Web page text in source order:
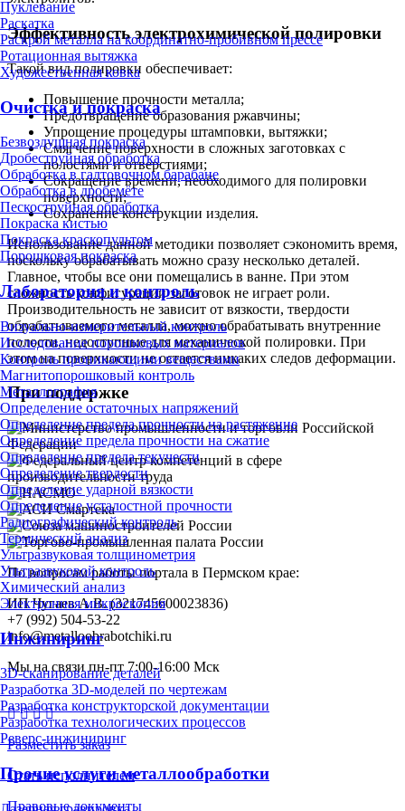
Пуклевание
Раскатка
Раскрой металла на координатно-пробивном прессе
Ротационная вытяжка
Художественная ковка
Очистка и покраска
Безвоздушная покраска
Дробеструйная обработка
Обработка в галтовочном барабане
Обработка в дробемёте
Пескоструйная обработка
Покраска кистью
Покраска краскопультом
Порошковая покраска
Лаборатория и контроль
Визуально-измерительный контроль
Исследование порошковых материалов
Контроль проникающими веществами
Магнитопорошковый контроль
Металлография
Определение остаточных напряжений
Определение предела прочности на растяжение
Определение предела прочности на сжатие
Определение предела текучести
Определение твердости
Определение ударной вязкости
Определение усталостной прочности
Радиографический контроль
Термический анализ
Ультразвуковая толщинометрия
Ультразвуковой контроль
Химический анализ
Электронная микроскопия
Инжиниринг
3D-сканирование деталей
Разработка 3D-моделей по чертежам
Разработка конструкторской документации
Разработка технологических процессов
Реверс-инжиниринг
Прочие услуги металлообработки
Эффективность электрохимической полировки
Такой вид полировки обеспечивает:
Повышение прочности металла;
Предотвращение образования ржавчины;
Упрощение процедуры штамповки, вытяжки;
Смягчение поверхности в сложных заготовках с
полостями и отверстиями;
Сокращение времени, необходимого для полировки
поверхности;
Сохранение конструкции изделия.
Использование данной методики позволяет сэкономить время,
поскольку обрабатывать можно сразу несколько деталей.
Главное, чтобы все они помещались в ванне. При этом
сложность конфигурации заготовок не играет роли.
Производительность не зависит от вязкости, твердости
обрабатываемого металла, можно обрабатывать внутренние
полости, недоступные для механической полировки. При
этом на поверхности не остается никаких следов деформации.
При поддержке
По вопросам работы портала в Пермском крае:
ИП Чугаев А.В. (321745600023836)
+7 (992) 504-53-22
info@metalloobrabotchiki.ru
Мы на связи пн-пт 7:00-16:00 Мск
Разместить заказ
Стать исполнителем
Правовые документы